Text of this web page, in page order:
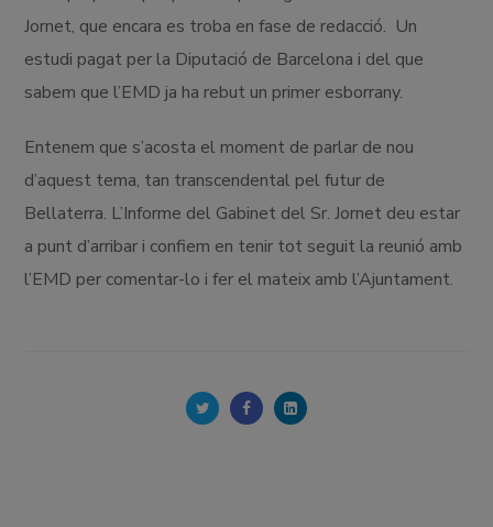
Jornet, que encara es troba en fase de redacció. Un
estudi pagat per la Diputació de Barcelona i del que
sabem que l’EMD ja ha rebut un primer esborrany.
Entenem que s’acosta el moment de parlar de nou
d’aquest tema, tan transcendental pel futur de
Bellaterra. L’Informe del Gabinet del Sr. Jornet deu estar
a punt d’arribar i confiem en tenir tot seguit la reunió amb
l’EMD per comentar-lo i fer el mateix amb l’Ajuntament.